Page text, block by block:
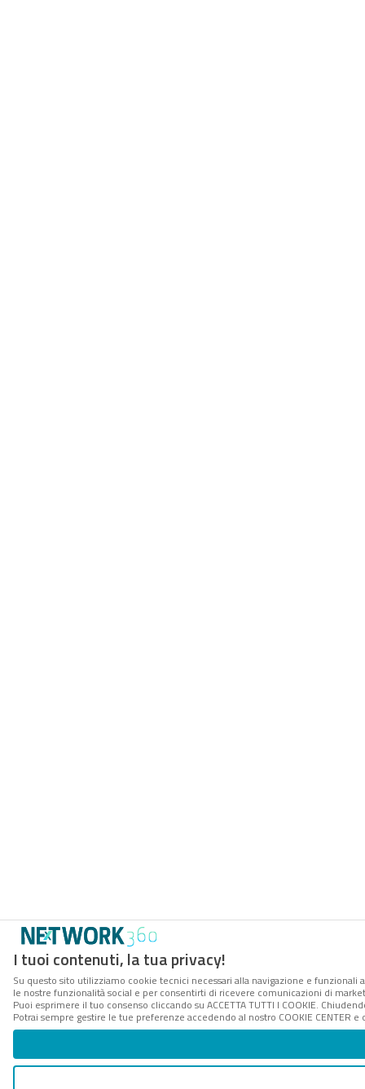
I tuoi contenuti, la tua privacy!
Su questo sito utilizziamo cookie tecnici necessari alla navigazione e
le nostre funzionalità social e per consentirti di ricevere comunicazioni di
Puoi esprimere il tuo consenso cliccando su ACCETTA TUTTI I COOKIE.
Potrai sempre gestire le tue preferenze accedendo al nostro COOKIE